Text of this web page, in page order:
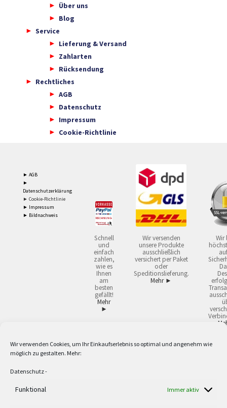
Wir verwenden Cookies, um Ihr Einkaufserlebnis so optimal und angenehm wie
möglich zu gestalten. Mehr:
Datenschutz-
Funktional Immer aktiv
Über uns
Blog
Service
Lieferung & Versand
Zahlarten
Rücksendung
Rechtliches
AGB
Datenschutz
Impressum
Cookie-Richtlinie
► AGB
►
Datenschutzerklärung
► Cookie-Richtlinie
► Impressum
► Bildnachweis
Schnell
und
einfach
zahlen,
wie es
Ihnen
am
besten
gefällt!
Mehr
►
Wir versenden
unsere Produkte
ausschließlich
versichert per Paket
oder
Speditionslieferung.
Mehr ►
Wir
2 Lieferzeiten gelten mit Express-24.
Versandkostenfrei ab 59,90 € Nettowarenwert. Inseln ausgenommen. Unsere
Berufe zur Verwendung in der selbständigen, beruflichen oder gewerblichen